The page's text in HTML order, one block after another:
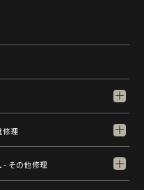
修理
- その他修理